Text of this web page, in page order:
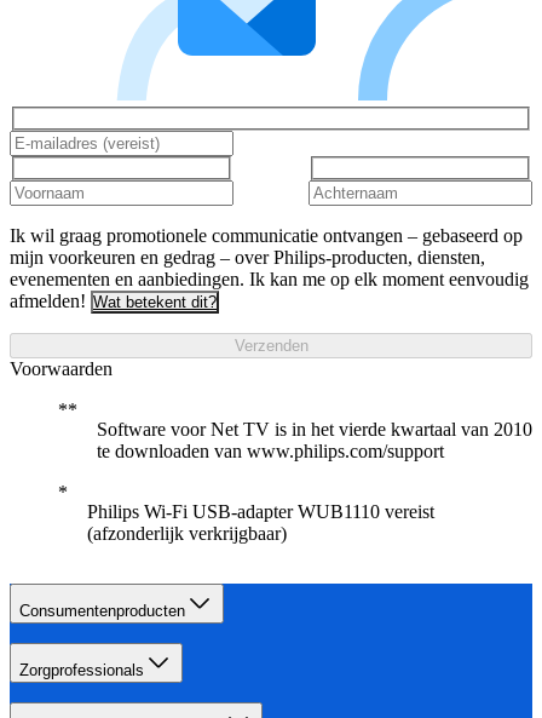
Ik wil graag promotionele communicatie ontvangen – gebaseerd op
mijn voorkeuren en gedrag – over Philips-producten, diensten,
evenementen en aanbiedingen. Ik kan me op elk moment eenvoudig
afmelden! Wat betekent dit?
Verzenden
Voorwaarden
Software voor Net TV is in het vierde kwartaal van 2010
te downloaden van www.philips.com/support
Philips Wi-Fi USB-adapter WUB1110 vereist
(afzonderlijk verkrijgbaar)
Consumentenproducten
Zorgprofessionals